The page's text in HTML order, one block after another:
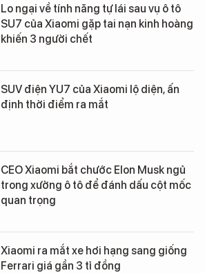
Lo ngại về tính năng tự lái sau vụ ô tô
SU7 của Xiaomi gặp tai nạn kinh hoàng
khiến 3 người chết
SUV điện YU7 của Xiaomi lộ diện, ấn
định thời điểm ra mắt
CEO Xiaomi bắt chước Elon Musk ngủ
trong xưởng ô tô để đánh dấu cột mốc
quan trọng
Xiaomi ra mắt xe hơi hạng sang giống
Ferrari giá gần 3 tỉ đồng